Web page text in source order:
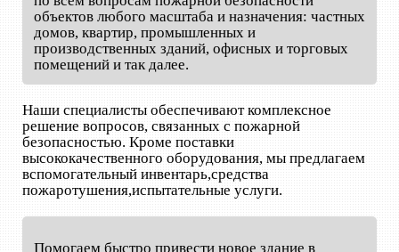
объектов любого масштаба и назначения: частных
домов, квартир, промышленных и
производственных зданий, офисных и торговых
помещений и так далее.
Наши специалисты обеспечивают комплексное
решение вопросов, связанных с пожарной
безопасностью. Кроме поставки
высококачественного оборудования, мы предлагаем
вспомогательный инвентарь,средства
пожаротушения,испытательные услуги.
Помогаем быстро привести новое здание в